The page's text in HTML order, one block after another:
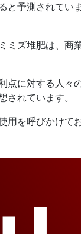
と予測されていま
ミズ堆肥は、商
点に対する人々
れています。
用を呼びかけて